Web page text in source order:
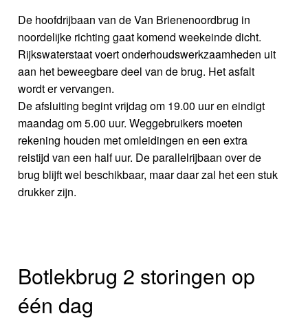
De hoofdrijbaan van de Van Brienenoordbrug in
noordelijke richting gaat komend weekeinde dicht.
Rijkswaterstaat voert onderhoudswerkzaamheden uit
aan het beweegbare deel van de brug. Het asfalt
wordt er vervangen.
De afsluiting begint vrijdag om 19.00 uur en eindigt
maandag om 5.00 uur. Weggebruikers moeten
rekening houden met omleidingen en een extra
reistijd van een half uur. De parallelrijbaan over de
brug blijft wel beschikbaar, maar daar zal het een stuk
drukker zijn.
Botlekbrug 2 storingen op
één dag